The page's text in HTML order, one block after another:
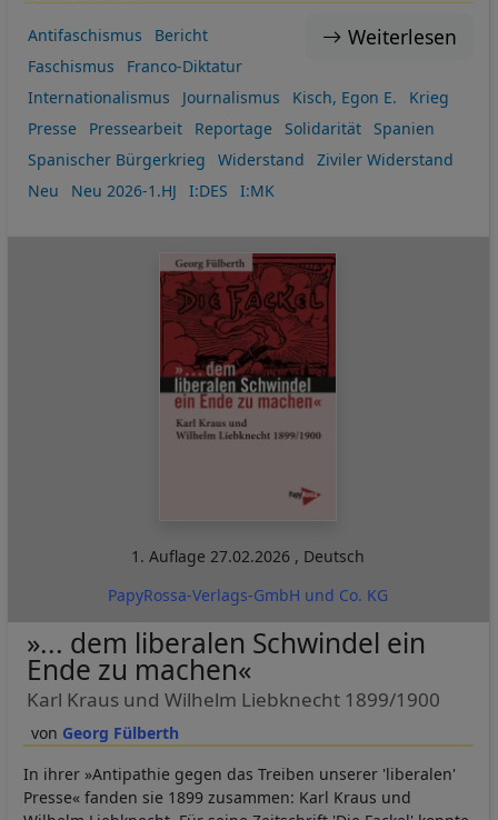
Weiterlesen
Antifaschismus
Bericht
Faschismus
Franco-Diktatur
Internationalismus
Journalismus Kisch, Egon E.
Krieg
Presse
Pressearbeit Reportage Solidarität
Spanien
Spanischer Bürgerkrieg
Widerstand
Ziviler Widerstand
Neu
Neu 2026-1.HJ I:DES I:MK
1. Auflage27.02.2026 , Deutsch
PapyRossa-Verlags-GmbH und Co. KG
Georg Fülberth
»... dem liberalen Schwindel ein
Ende zu machen«
Karl Kraus und Wilhelm Liebknecht 1899/1900
In ihrer »Antipathie gegen das Treiben unserer 'liberalen'
Presse« fanden sie 1899 zusammen: Karl Kraus und